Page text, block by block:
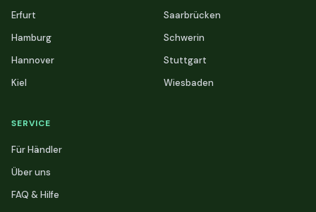
Erfurt
Hamburg
Hannover
Kiel
Saarbrücken
Schwerin
Stuttgart
Wiesbaden
SERVICE
Für Händler
Über uns
FAQ & Hilfe